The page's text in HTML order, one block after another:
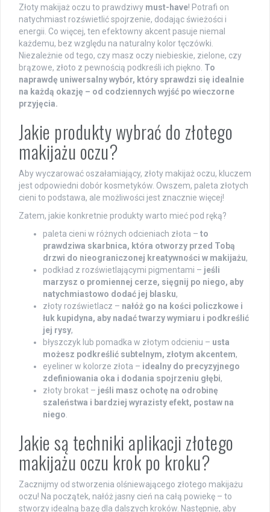
Złoty makijaż oczu to prawdziwy must-have! Potrafi on
natychmiast rozświetlić spojrzenie, dodając świeżości i
energii. Co więcej, ten efektowny akcent pasuje niemal
każdemu, bez względu na naturalny kolor tęczówki.
Niezależnie od tego, czy masz oczy niebieskie, zielone, czy
brązowe, złoto z pewnością podkreśli ich piękno. To
naprawdę uniwersalny wybór, który sprawdzi się idealnie
na każdą okazję – od codziennych wyjść po wieczorne
przyjęcia.
Jakie produkty wybrać do złotego
makijażu oczu?
Aby wyczarować oszałamiający, złoty makijaż oczu, kluczem
jest odpowiedni dobór kosmetyków. Owszem, paleta złotych
cieni to podstawa, ale możliwości jest znacznie więcej!
Zatem, jakie konkretnie produkty warto mieć pod ręką?
paleta cieni w różnych odcieniach złota – to
prawdziwa skarbnica, która otworzy przed Tobą
drzwi do nieograniczonej kreatywności w makijażu,
podkład z rozświetlającymi pigmentami – jeśli
marzysz o promiennej cerze, sięgnij po niego, aby
natychmiastowo dodać jej blasku,
złoty rozświetlacz – nałóż go na kości policzkowe i
łuk kupidyna, aby nadać twarzy wymiaru i podkreślić
jej rysy,
błyszczyk lub pomadka w złotym odcieniu – usta
możesz podkreślić subtelnym, złotym akcentem,
eyeliner w kolorze złota – idealny do precyzyjnego
zdefiniowania oka i dodania spojrzeniu głębi,
złoty brokat – jeśli masz ochotę na odrobinę
szaleństwa i bardziej wyrazisty efekt, postaw na
niego
Jakie są techniki aplikacji złotego
makijażu oczu krok po kroku?
Zacznijmy od stworzenia olśniewającego złotego makijażu
oczu! Na początek, nałóż jasny cień na całą powiekę – to
stworzy idealną bazę dla dalszych kroków. Następnie, aby